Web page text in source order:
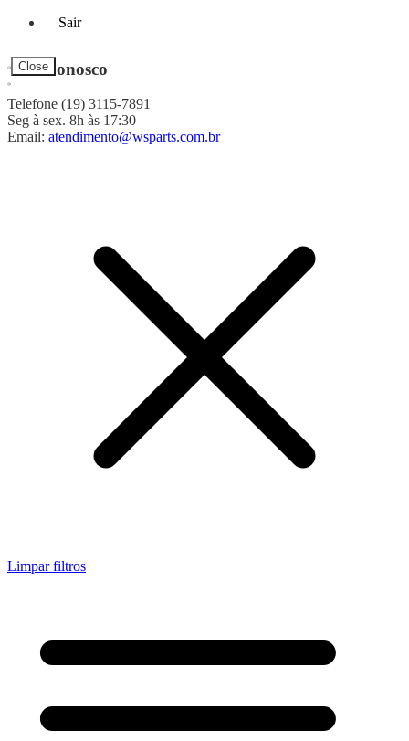
Sair
Close
Fale Conosco
Telefone (19) 3115-7891
Seg à sex. 8h às 17:30
Email: atendimento@wsparts.com.br
Limpar filtros